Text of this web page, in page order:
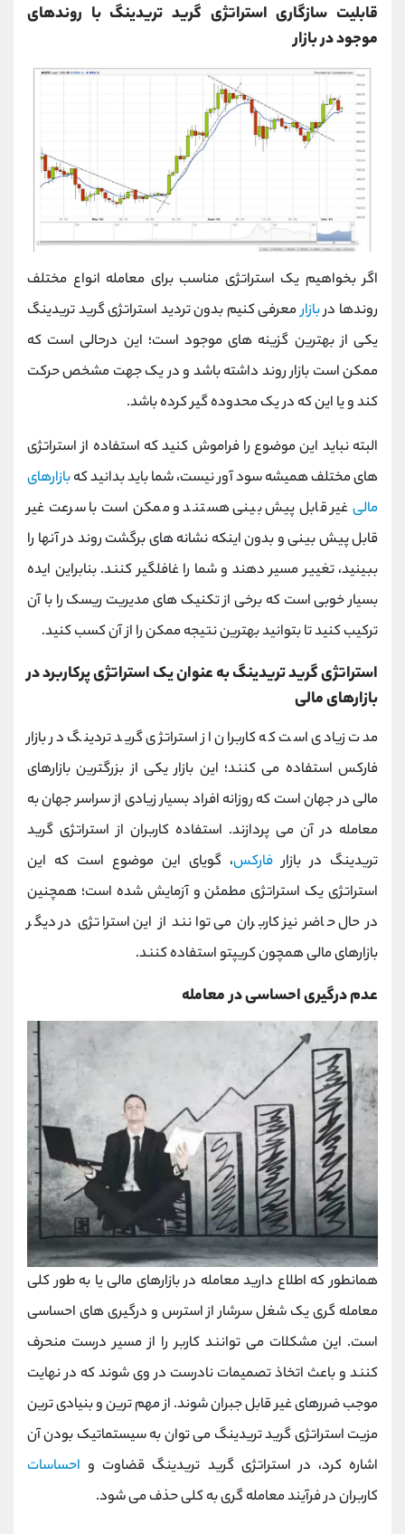
قابلیت سازگاری استراتژی گرید تریدینگ با روندهای
موجود در بازار
اگر بخواهیم یک استراتژی مناسب برای معامله انواع مختلف
روندها دربازارمعرفی کنیم بدون تردید استراتژی گرید تریدینگ
یکی از بهترین گزینه های موجود است؛ این درحالی است که
ممکن است بازار روند داشته باشد و در یک جهت مشخص حرکت
کند و یا این که در یک محدوده گیر کرده باشد.
البته نباید این موضوع را فراموش کنید که استفاده از استراتژی
های مختلف همیشه سود آور نیست، شما باید بدانید کهبازارهای
مالی غیر قابل پیش بینی هستند و ممکن است با سرعت غیر
قابل پیش بینی و بدون اینکه نشانه ‌های برگشت روند در آنها را
ببینید، تغییر مسیر دهند و شما را غافلگیر کنند. بنابراین ایده
بسیار خوبی است که برخی از تکنیک ‌های مدیریت ریسک را با آن
ترکیب کنید تا بتوانید بهترین نتیجه ممکن را از آن کسب کنید.
استراتژی گرید تریدینگ به عنوان یک استراتژی پرکاربرد در
بازارهای مالی
مدت زیادی است که کاربران از استراتژی گرید تردینگ در بازار
فارکس استفاده می کنند؛ این بازار یکی از بزرگترین بازارهای
مالی در جهان است که روزانه افراد بسیار زیادی از سراسر جهان به
معامله در آن می پردازند. استفاده کاربران از استراتژی گرید
تریدینگ در بازار فارکس، گویای این موضوع است که این
استراتژی یک استراتژی مطمئن و آزمایش شده است؛ همچنین
در حال حاضر نیز کاربران می توانند از این استراتژی در دیگر
بازارهای مالی همچون کریپتو استفاده کنند.
عدم درگیری احساسی در معامله
همانطور که اطلاع دارید معامله در بازارهای مالی یا به طور کلی
معامله گری یک شغل سرشار از استرس و درگیری های احساسی
است. این مشکلات می توانند کاربر را از مسیر درست منحرف
کنند و باعث اتخاذ تصمیمات نادرست در وی شوند که در نهایت
موجب ضررهای غیر قابل جبران شوند. از مهم ترین و بنیادی ترین
مزیت استراتژی گرید تریدینگ می توان به سیستماتیک بودن آن
اشاره کرد، در استراتژی گرید تریدینگ قضاوت و احساسات
کاربران در فرآیند معامله گری به کلی حذف می شود.